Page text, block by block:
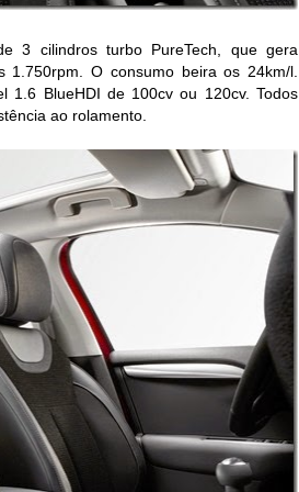
3 cilindros turbo PureTech, que gera
O consumo beira os 24km/l.
BlueHDI de 100cv ou 120cv. Todos
ao rolamento.